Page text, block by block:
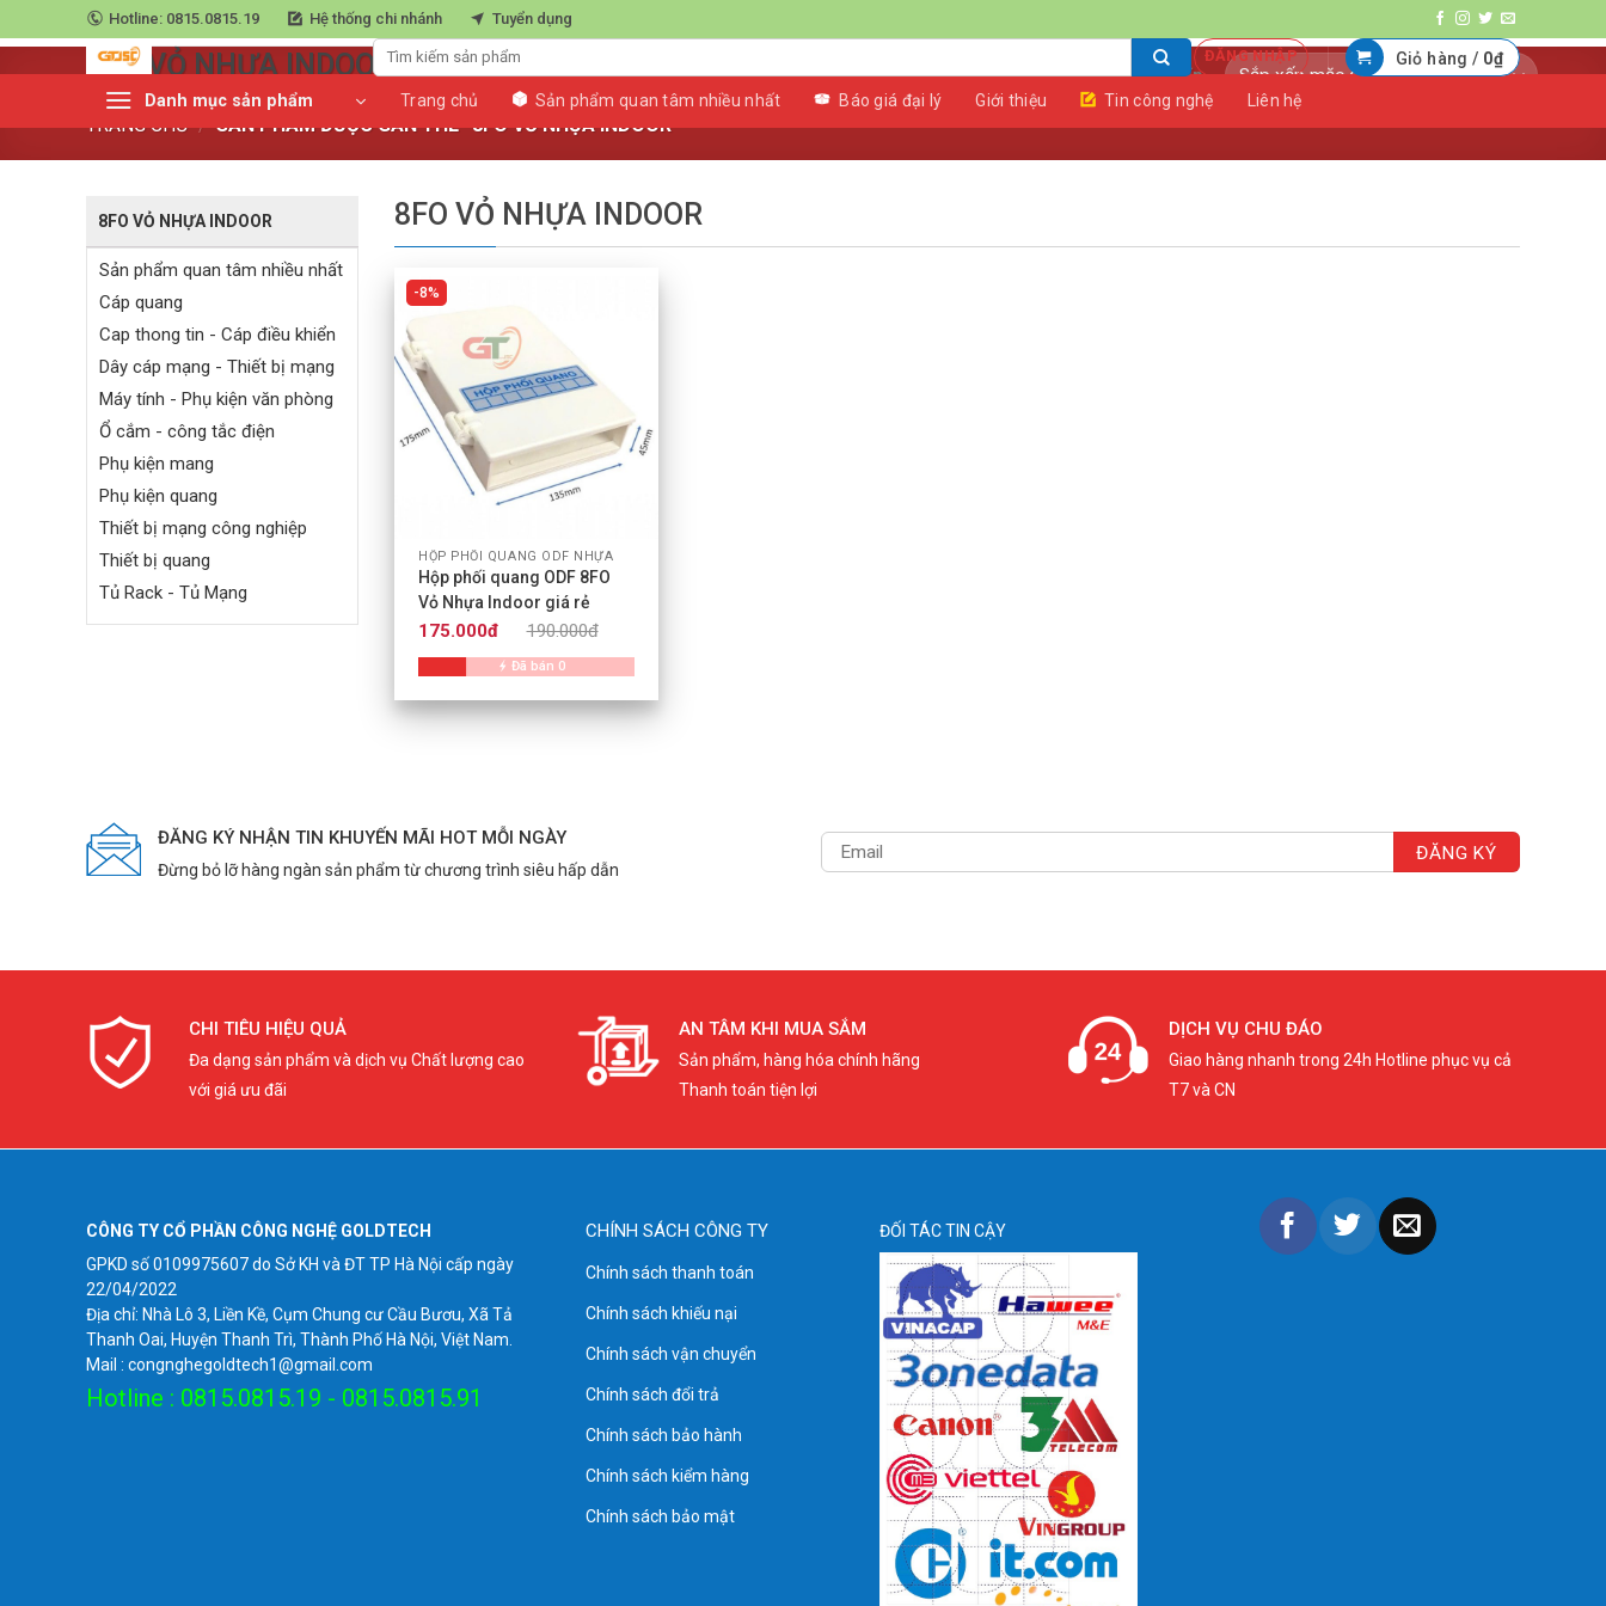
to
content
Hotline: 0815.0815.19 Hệ thống chi nhánh Tuyển dụng
ĐĂNG NHẬP Giỏ hàng / 0₫
Danh mục sản phẩm Trang chủ Sản phẩm quan tâm nhiều nhất Báo giá đại lý Giới thiệu Tin công nghệ Liên hệ
Trang chủ»8FO Vỏ Nhựa Indoor
8FO VỎ NHỰA INDOOR
TRANG CHỦ / SẢN PHẨM ĐƯỢC GẮN THẺ “8FO VỎ NHỰA INDOOR”
8FO VỎ NHỰA INDOOR
Sản phẩm quan tâm nhiều nhất
Cáp quang
Cap thong tin - Cáp điều khiển
Dây cáp mạng - Thiết bị mạng
Máy tính - Phụ kiện văn phòng
Ổ cắm - công tắc điện
Phụ kiện mang
Phụ kiện quang
Thiết bị mạng công nghiệp
Thiết bị quang
Tủ Rack - Tủ Mạng
8FO VỎ NHỰA INDOOR
8%
HỘP PHỐI QUANG ODF NHỰA
Hộp phối quang ODF 8FO
Vỏ Nhựa Indoor giá rẻ
190.000đ
175.000đ
Đã bán 0
ĐĂNG KÝ NHẬN TIN KHUYẾN MÃI HOT MỖI NGÀY
Đừng bỏ lỡ hàng ngàn sản phẩm từ chương trình siêu hấp dẫn
CHI TIÊU HIỆU QUẢ
Đa dạng sản phẩm và dịch vụ Chất lượng cao
với giá ưu đãi
AN TÂM KHI MUA SẮM
Sản phẩm, hàng hóa chính hãng
Thanh toán tiện lợi
DỊCH VỤ CHU ĐÁO
Giao hàng nhanh trong 24h Hotline phục vụ cả
T7 và CN
CÔNG TY CỔ PHẦN CÔNG NGHỆ GOLDTECH
GPKD số 0109975607 do Sở KH và ĐT TP Hà Nội cấp ngày
22/04/2022
Địa chỉ: Nhà Lô 3, Liền Kề, Cụm Chung cư Cầu Bươu, Xã Tả
Thanh Oai, Huyện Thanh Trì, Thành Phố Hà Nội, Việt Nam.
Mail : congnghegoldtech1@gmail.com
Hotline : 0815.0815.19 - 0815.0815.91
CHÍNH SÁCH CÔNG TY
Chính sách thanh toán
Chính sách khiếu nại
Chính sách vận chuyển
Chính sách đổi trả
Chính sách bảo hành
Chính sách kiểm hàng
Chính sách bảo mật
ĐỐI TÁC TIN CẬY